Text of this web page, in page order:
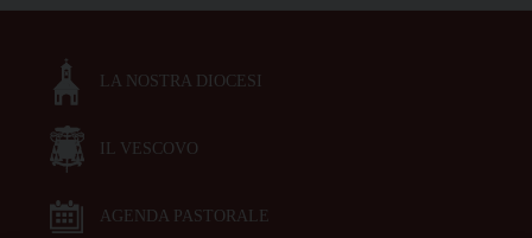
LA NOSTRA DIOCESI
IL VESCOVO
AGENDA PASTORALE